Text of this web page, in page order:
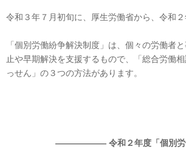
令和３年７月初旬に、厚生労働省から、令和
「個別労働紛争解決制度」は、個々の労働者
止や早期解決を支援するもので、「総合労働
っせん」の３つの方法があります。
―――――― 令和２年度「個別労